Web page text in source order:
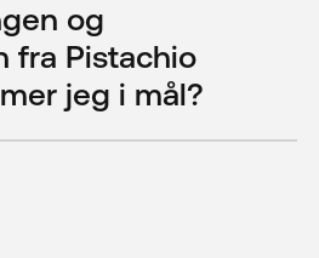
og
fra Pistachio
jeg i mål?